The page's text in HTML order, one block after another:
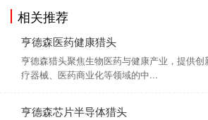
相关推荐
亨德森医药健康猎头
亨德森猎头聚焦生物医药与健康产业，提供
疗器械、医药商业化等领域的中...
亨德森芯片半导体猎头